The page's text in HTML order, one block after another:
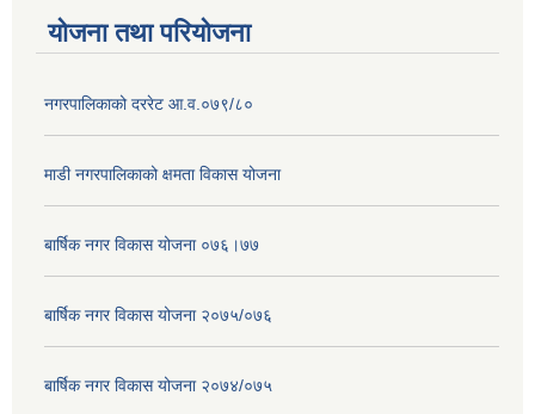
योजना तथा परियोजना
नगरपालिकाको दररेट आ.व.०७९/८०
माडी नगरपालिकाको क्षमता विकास योजना
बार्षिक नगर विकास योजना ०७६।७७
बार्षिक नगर विकास योजना २०७५/०७६
बार्षिक नगर विकास योजना २०७४/०७५